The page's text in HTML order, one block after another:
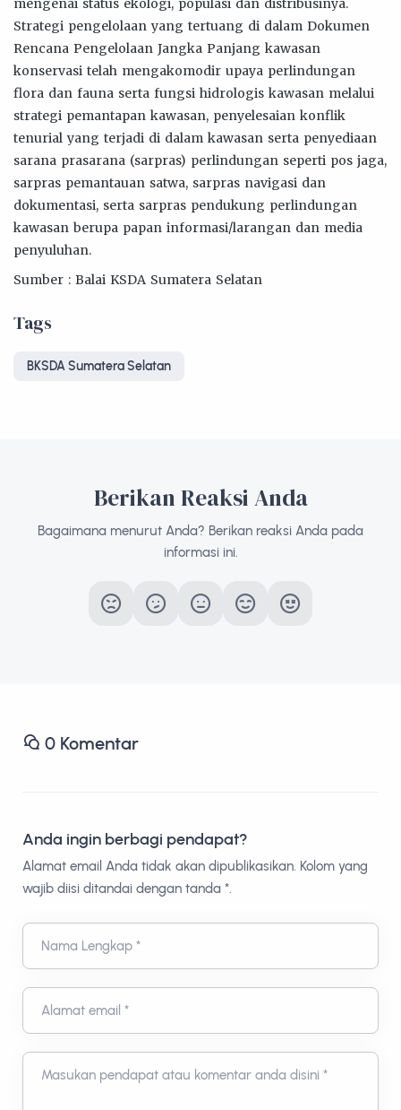
mengenai status ekologi, populasi dan distribusinya.
Strategi pengelolaan yang tertuang di dalam Dokumen
Rencana Pengelolaan Jangka Panjang kawasan
konservasi telah mengakomodir upaya perlindungan
flora dan fauna serta fungsi hidrologis kawasan melalui
strategi pemantapan kawasan, penyelesaian konflik
tenurial yang terjadi di dalam kawasan serta penyediaan
sarana prasarana (sarpras) perlindungan seperti pos jaga,
sarpras pemantauan satwa, sarpras navigasi dan
dokumentasi, serta sarpras pendukung perlindungan
kawasan berupa papan informasi/larangan dan media
penyuluhan.
Sumber : Balai KSDA Sumatera Selatan
Tags
BKSDA Sumatera Selatan
Berikan Reaksi Anda
Bagaimana menurut Anda? Berikan reaksi Anda pada
informasi ini.
0 Komentar
Anda ingin berbagi pendapat?
Alamat email Anda tidak akan dipublikasikan. Kolom yang
wajib diisi ditandai dengan tanda *.
Nama Lengkap *
Alamat email *
Masukan pendapat atau komentar anda disini *